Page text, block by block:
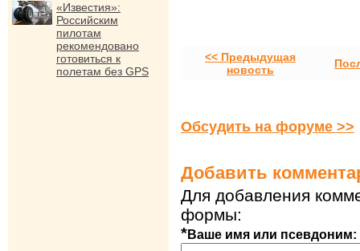
«Известия»:
Российским
пилотам
рекомендовано
готовиться к
полетам без GPS
<< Предыдущая
новость
Обсудить на форуме >>
Добавить
Для добавления
формы:
*Ваше имя или псевдоним: